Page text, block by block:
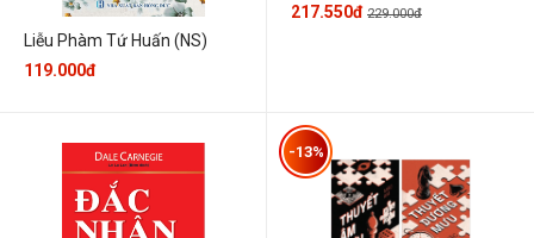
Liễu Phàm Tứ Huấn (NS)
119.000đ
217.550đ 229.000đ
-13%